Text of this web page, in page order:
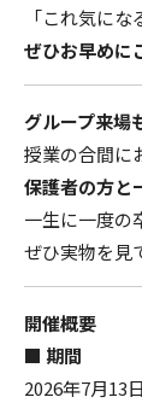
「これ気に
ぜひお早めに
グループ来場
授業の合間に
保護者の方と
一生に一度の
ぜひ実物を見
開催概要
■ 期間
2026年7月13